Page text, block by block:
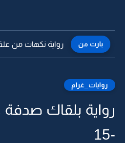
بارت من رواية نكهات من علقم
روايات_غرام
رواية بلقاك صدفة
-15